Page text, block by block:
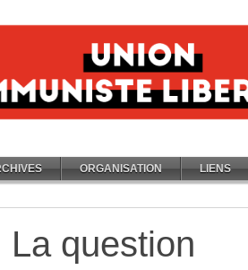
ORGANISATION LIENS
La question